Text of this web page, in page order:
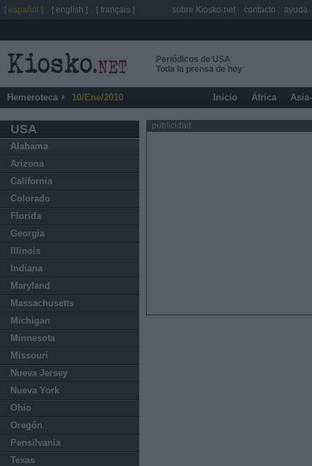
Periódicos de USA
Toda la prensa de hoy
Hemeroteca 10/Ene/2010 Inicio África
USA
Alabama
Arizona
California
Colorado
Florida
Georgia
Illinois
Indiana
Maryland
Massachusetts
Michigan
Minnesota
Missouri
Nueva Jersey
Nueva York
Ohio
Oregón
Pensilvania
Texas
publicidad
[ español ] [ english ] [ français ] sobre Kiosko.net contacto ayuda